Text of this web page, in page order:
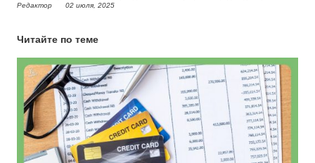
Редактор 02 июля, 2025
Читайте по теме